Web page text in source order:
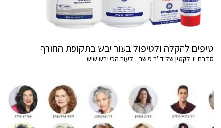
טיפים להקלה ולטיפול בעור יבש בתקופת החורף
סדרת יו-לקטין של ד"ר פישר - לעור הכי יבש שיש